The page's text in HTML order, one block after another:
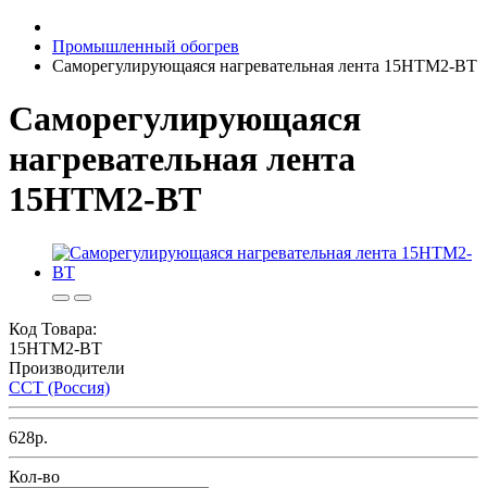
Промышленный обогрев
Саморегулирующаяся нагревательная лента 15НТМ2-ВТ
Саморегулирующаяся
нагревательная лента
15НТМ2-ВТ
Код Товара:
15НТМ2-ВТ
Производители
ССТ (Россия)
628р.
Кол-во